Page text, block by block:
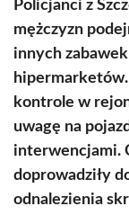
Policjanci z
mężczyzn
innych
kontrole w
uwagę na
interwencjami.
doprowadziły
odnalezienia